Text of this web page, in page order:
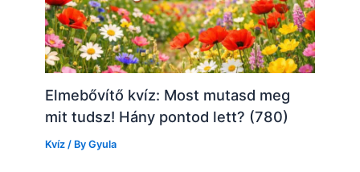
Elmebővítő kvíz: Most mutasd meg
mit tudsz! Hány pontod lett? (780)
Kvíz / ByGyula